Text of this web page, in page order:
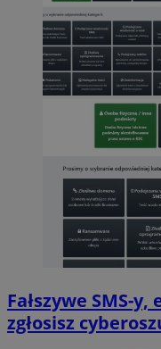
Fałszywe SMS-
zgłosisz